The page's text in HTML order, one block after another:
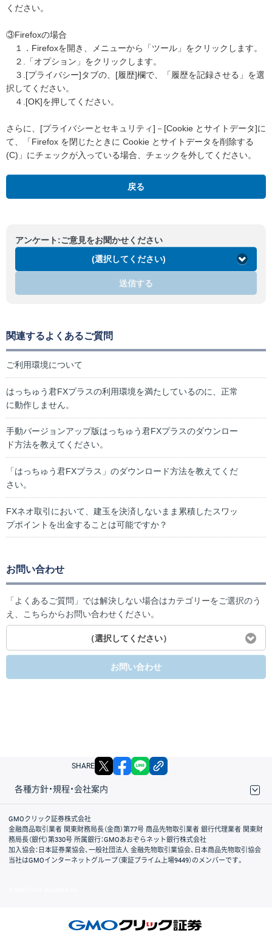
ください。
③Firefoxの場合
１．Firefoxを開き、メニューから「ツール」をクリックします。
２.「オプション」をクリックします。
３.[プライバシー]タブの、[履歴]欄で、「履歴を記録させる」を選
択してください。
４.[OK]を押してください。
さらに、[プライバシーとセキュリティ]－[Cookie とサイトデータ]に
て、「Firefox を閉じたときに Cookie とサイトデータを削除する
(C)」にチェックが入っている場合、チェックを外してください。
戻る
アンケート:ご意見をお聞かせください
(選択してください)
送信する
関連するよくあるご質問
ご利用環境について
はっちゅう君FXプラスの利用環境を満たしているのに、正常
に動作しません。
手動バージョンアップ版はっちゅう君FXプラスのダウンロー
ド方法を教えてください。
「はっちゅう君FXプラス」のダウンロード方法を教えてくだ
さい。
FXネオ取引において、建玉を決済しないまま累積したスワッ
プポイントを出金することは可能ですか？
お問い合わせ
「よくあるご質問」では解決しない場合はカテゴリーをご選択のう
え、こちらからお問い合わせください。
（選択してください）
お問い合わせ
SHARE X facebook
各種方針・規程・会社案内
取引規程・約款
サイトマップ
その他のご案内
個人情報保護方針
最良執行方針
サイトのご利用について
ディスクレイマー
信託保全
リスク説明
会社案内
GMOクリック証券株式会社
金融商品取引業者 関東財務局長（金商）第77号 商品先物取引業者 銀行代理業者 関東財
務局長（銀代）第330号 所属銀行：GMOあおぞらネット銀行株式会社
加入協会：日本証券業協会、一般社団法人 金融先物取引業協会、日本商品先物取引協会
当社はGMOインターネットグループ（東証プライム上場9449）のメンバーです。